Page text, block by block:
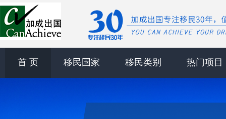
首 页 移民国家 移民类别 热门项目